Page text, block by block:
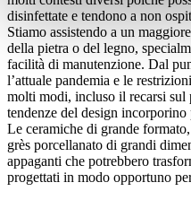
disinfettate e tendono a non
Stiamo assistendo a un
della pietra o del legno,
facilità di manutenzione. Dal
l’attuale pandemia e le
molti modi, incluso il recarsi sul
tendenze del design
Le ceramiche di grande
grès porcellanato di grandi
appaganti che potrebbero
progettati in modo opportuno